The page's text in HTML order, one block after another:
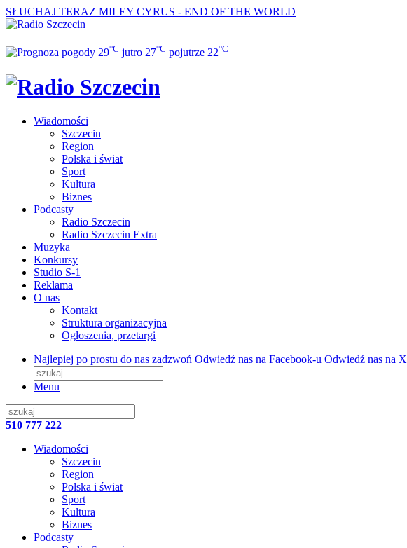
SŁUCHAJ TERAZ MILEY CYRUS - END OF THE WORLD
29°C jutro 27°C pojutrze 22°C
Wiadomości
Szczecin
Region
Polska i świat
Sport
Kultura
Biznes
Podcasty
Radio Szczecin
Radio Szczecin Extra
Muzyka
Konkursy
Studio S-1
Reklama
O nas
Kontakt
Struktura organizacyjna
Ogłoszenia, przetargi
Najlepiej po prostu do nas zadzwoń Odwiedź nas na Facebook-u Odwiedź nas na X
Menu
510 777 222
Wiadomości
Szczecin
Region
Polska i świat
Sport
Kultura
Biznes
Podcasty